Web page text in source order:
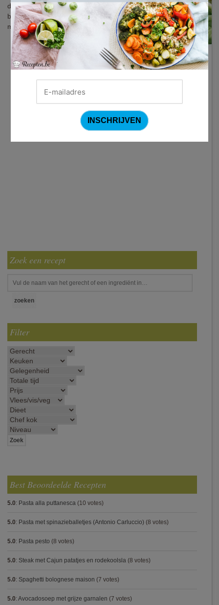
dit recept uit grootmoeders kookboek
bewijst: een smeuïge puree van broccoli
met knapperige spekjes. Heerlijk!
Zoek een recept
Filter
Best Beoordeelde Recepten
5.0: Pasta alla puttanesca (10 votes)
5.0: Pasta met spinazieballetjes (Antonio Carluccio) (8 votes)
5.0: Pasta pesto (8 votes)
5.0: Steak met Cajun patatjes en rodekoolsla (8 votes)
5.0: Spaghetti bolognese maison (7 votes)
5.0: Avocadosoep met grijze garnalen (7 votes)